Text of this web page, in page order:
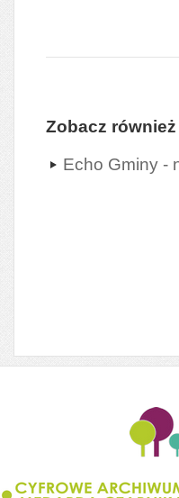
Zobacz również
Echo Gminy -